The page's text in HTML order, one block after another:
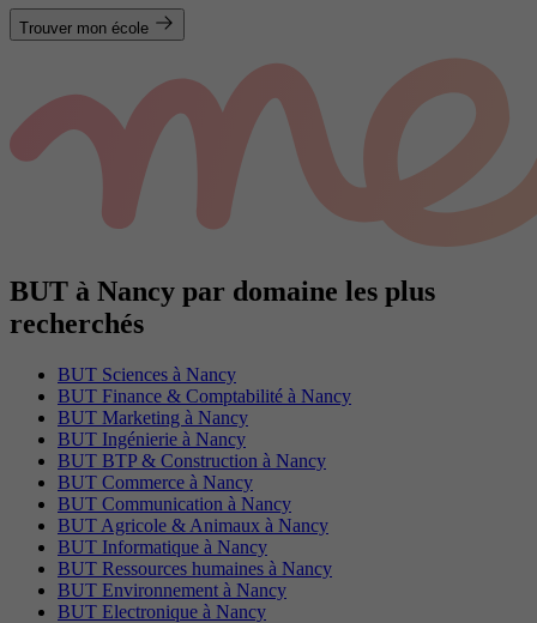
Trouver mon école
BUT à Nancy par domaine les plus
recherchés
BUT Sciences à Nancy
BUT Finance & Comptabilité à Nancy
BUT Marketing à Nancy
BUT Ingénierie à Nancy
BUT BTP & Construction à Nancy
BUT Commerce à Nancy
BUT Communication à Nancy
BUT Agricole & Animaux à Nancy
BUT Informatique à Nancy
BUT Ressources humaines à Nancy
BUT Environnement à Nancy
BUT Electronique à Nancy